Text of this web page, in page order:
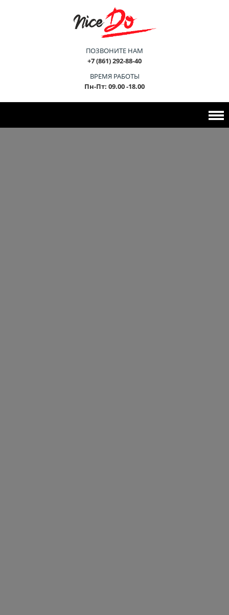
ПОЗВОНИТЕ НАМ
+7 (861) 292-88-40
ВРЕМЯ РАБОТЫ
Пн-Пт: 09.00 -18.00